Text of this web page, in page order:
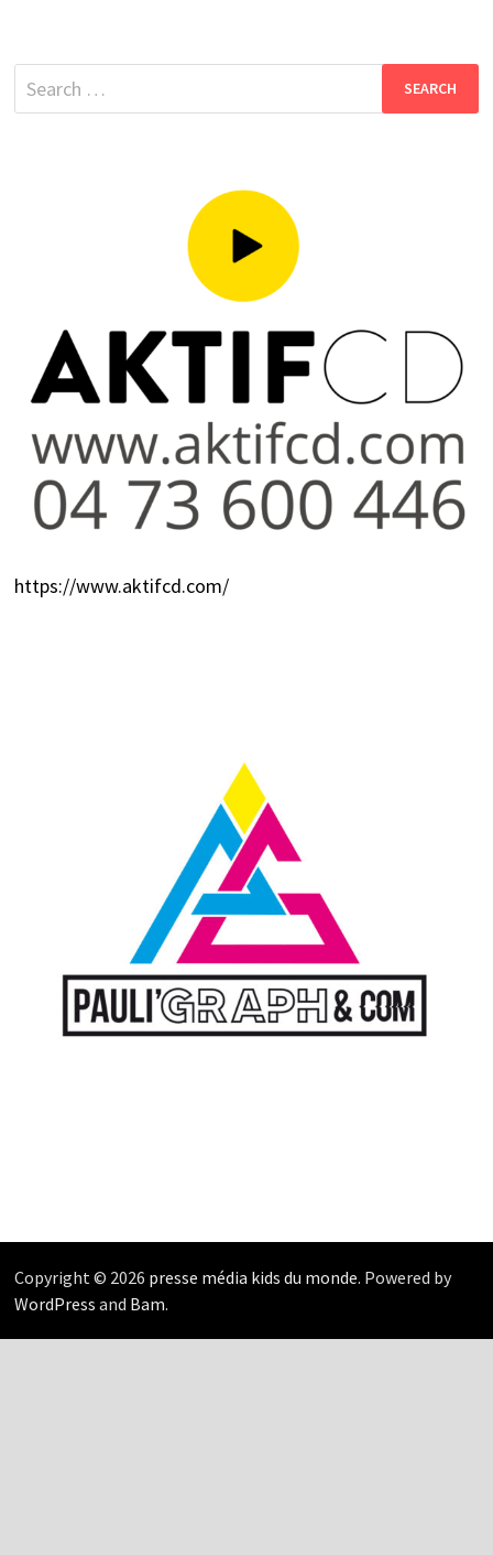
Search
for:
https://www.aktifcd.com/
Copyright © 2026 presse média kids du monde. Powered by
WordPress and Bam.